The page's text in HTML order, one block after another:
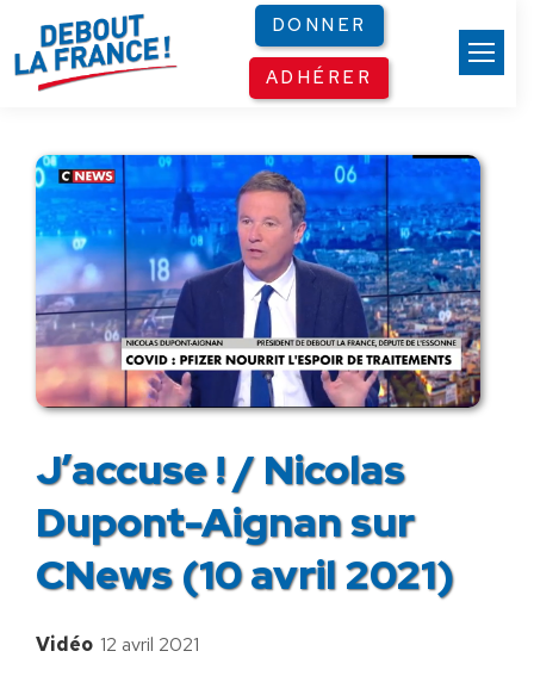
DONNER
ADHÉRER
J’accuse ! / Nicolas
Dupont-Aignan sur
CNews (10 avril 2021)
Vidéo 12 avril 2021
Panneau de gestion des cookies